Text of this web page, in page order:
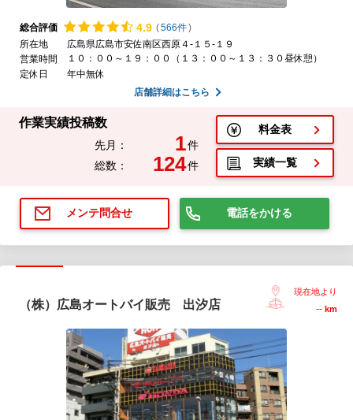
総合評価 4.9 (566件)
所在地
広島県広島市安佐南区西原４-１５-１９
営業時間
１０：００～１９：００（１３：００～１３：３０昼休憩）
定休日
年中無休
店舗詳細はこちら
作業実績投稿数
先月： 1件
総数：
124件
料金表
実績一覧
メンテ問合せ 電話をかける
（株）広島オートバイ販売 出汐店
現在地より
-- km